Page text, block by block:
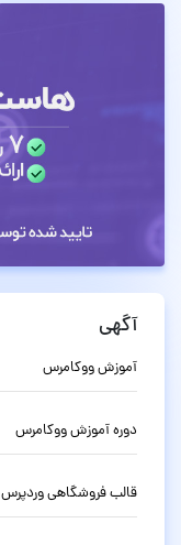
آگهی
آموزش ووکامرس
دوره آموزش ووکامرس
قالب فروشگاهی وردپرس